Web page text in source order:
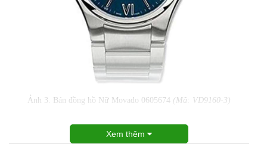
Ảnh 3. Bán đồng hồ Nữ Movado 0605674 (Mã: VD9160-3)
Xem thêm